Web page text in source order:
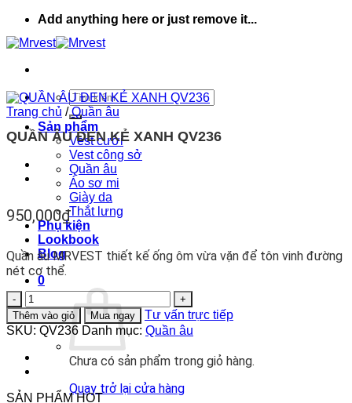
nội
Add anything here or just remove it...
Tìm
kiếm:
Sản phẩm
Vest cưới
Vest công sở
Quần âu
Áo sơ mi
Giày da
Thắt lưng
Phụ kiện
Lookbook
Blog
0
Chưa có sản phẩm trong giỏ hàng.
Quay trở lại cửa hàng
Trang chủ / Quần âu
QUẦN ÂU ĐEN KẺ XANH QV236
950,000₫
Quần âu MRVEST thiết kế ống ôm vừa vặn để tôn vinh đường
nét cơ thể.
QUẦN
ÂU
ĐEN
KẺ
XANH
QV236
lượng
Thêm vào giỏ Mua ngay
Tư vấn trực tiếp
SKU: QV236 Danh mục: Quần âu
SẢN PHẨM HOT